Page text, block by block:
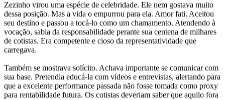
Zezinho virou uma espécie de celebridade. Ele nem gostava muito
dessa posição. Mas a vida o empurrou para ela. Amor fati. Aceitou
seu destino e passou a tocá-lo como um chamamento. Atendendo à
vocação, sabia da responsabilidade perante sua centena de milhares
de cotistas. Era competente e cioso da representatividade que
carregava.
Também se mostrava solícito. Achava importante se comunicar com
sua base. Pretendia educá-la com vídeos e entrevistas, alertando para
que a excelente performance passada não fosse tomada como proxy
para rentabilidade futura. Os cotistas deveriam saber que aquilo fora